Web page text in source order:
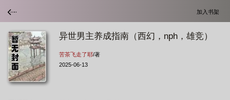
加入书架
异世男主养成指南（西幻，nph，雄竞）
苦茶飞走了耶/著
2025-06-13